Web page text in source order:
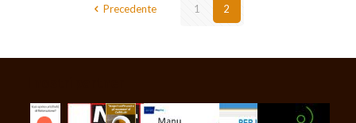
Precedente 1 2